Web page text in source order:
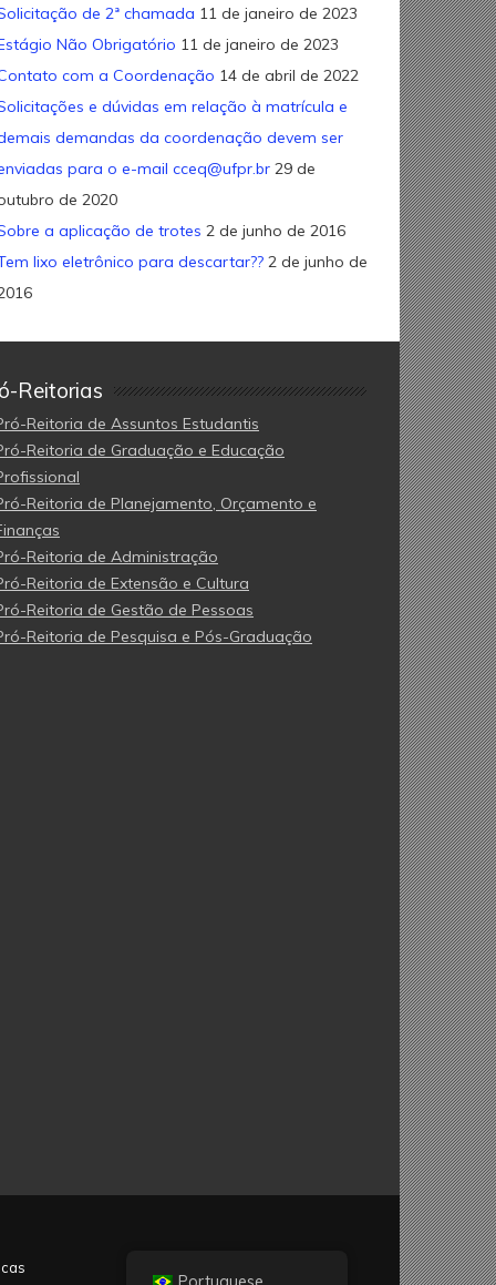
de 2ª chamada 11 de janeiro de 2023
Não Obrigatório 11 de janeiro de 2023
com a Coordenação 14 de abril de 2022
e dúvidas em relação à matrícula e
demandas da coordenação devem ser
para o e-mail cceq@ufpr.br 29 de
de 2020
a aplicação de trotes 2 de junho de 2016
lixo eletrônico para descartar?? 2 de junho de
Reitorias
Reitoria de Assuntos Estudantis
Reitoria de Graduação e Educação
Reitoria de Planejamento, Orçamento e
Reitoria de Administração
Reitoria de Extensão e Cultura
Reitoria de Gestão de Pessoas
Reitoria de Pesquisa e Pós-Graduação